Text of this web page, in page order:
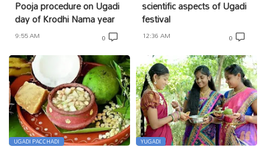
Pooja procedure on Ugadi
day of Krodhi Nama year
9:55 AM 0
scientific aspects of Ugadi
festival
12:36 AM 0
UGADI PACCHADI YUGADI